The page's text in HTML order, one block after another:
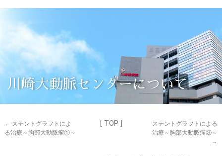
大動脈瘤について 基本編
3分でわかる大動脈瘤・大動脈
大動脈瘤
大動脈解離（解離性大動脈瘤）
胸部大動脈瘤の治療
腹部大動脈瘤の治療 急性大動脈解離の治療
川崎大動脈センターについて
← ステントグラフトによ
る治療～胸部大動脈瘤①～
[ TOP ]
ステントグラフトによる
治療～胸部大動脈瘤③～
→